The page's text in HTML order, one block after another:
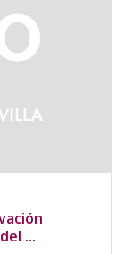
...